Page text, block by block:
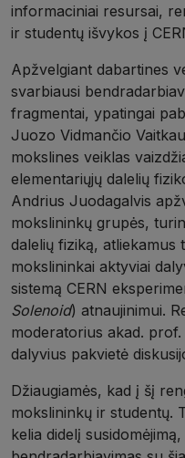
informaciniai resursai,
ir studentų išvykos į
Apžvelgiant dabartines
svarbiausi
fragmentai, ypatingai
Juozo Vidmančio
mokslines veiklas
elementariųjų dalelių
Andrius Juodagalvis
mokslininkų grupės,
dalelių fiziką, atliekamus
mokslininkai aktyviai
sistemą CERN
Solenoid) atnaujinimui.
moderatorius akad.
dalyvius pakvietė
Džiaugiamės, kad į šį
mokslininkų ir studentų.
kelia didelį